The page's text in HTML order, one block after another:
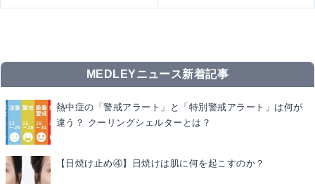
MEDLEYニュース新着記事
熱中症の「警戒アラート」と「特別警戒アラート」は何が
違う？ クーリングシェルターとは？
【日焼け止め④】日焼けは肌に何を起こすのか？